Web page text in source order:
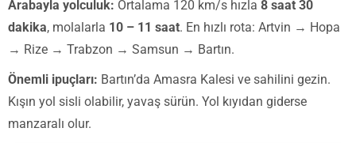
Arabayla yolculuk: Ortalama 120 km/s hızla 8 saat 30
dakika, molalarla 10 – 11 saat. En hızlı rota: Artvin → Hopa
→ Rize → Trabzon → Samsun → Bartın.
Önemli ipuçları: Bartın’da Amasra Kalesi ve sahilini gezin.
Kışın yol sisli olabilir, yavaş sürün. Yol kıyıdan giderse
manzaralı olur.